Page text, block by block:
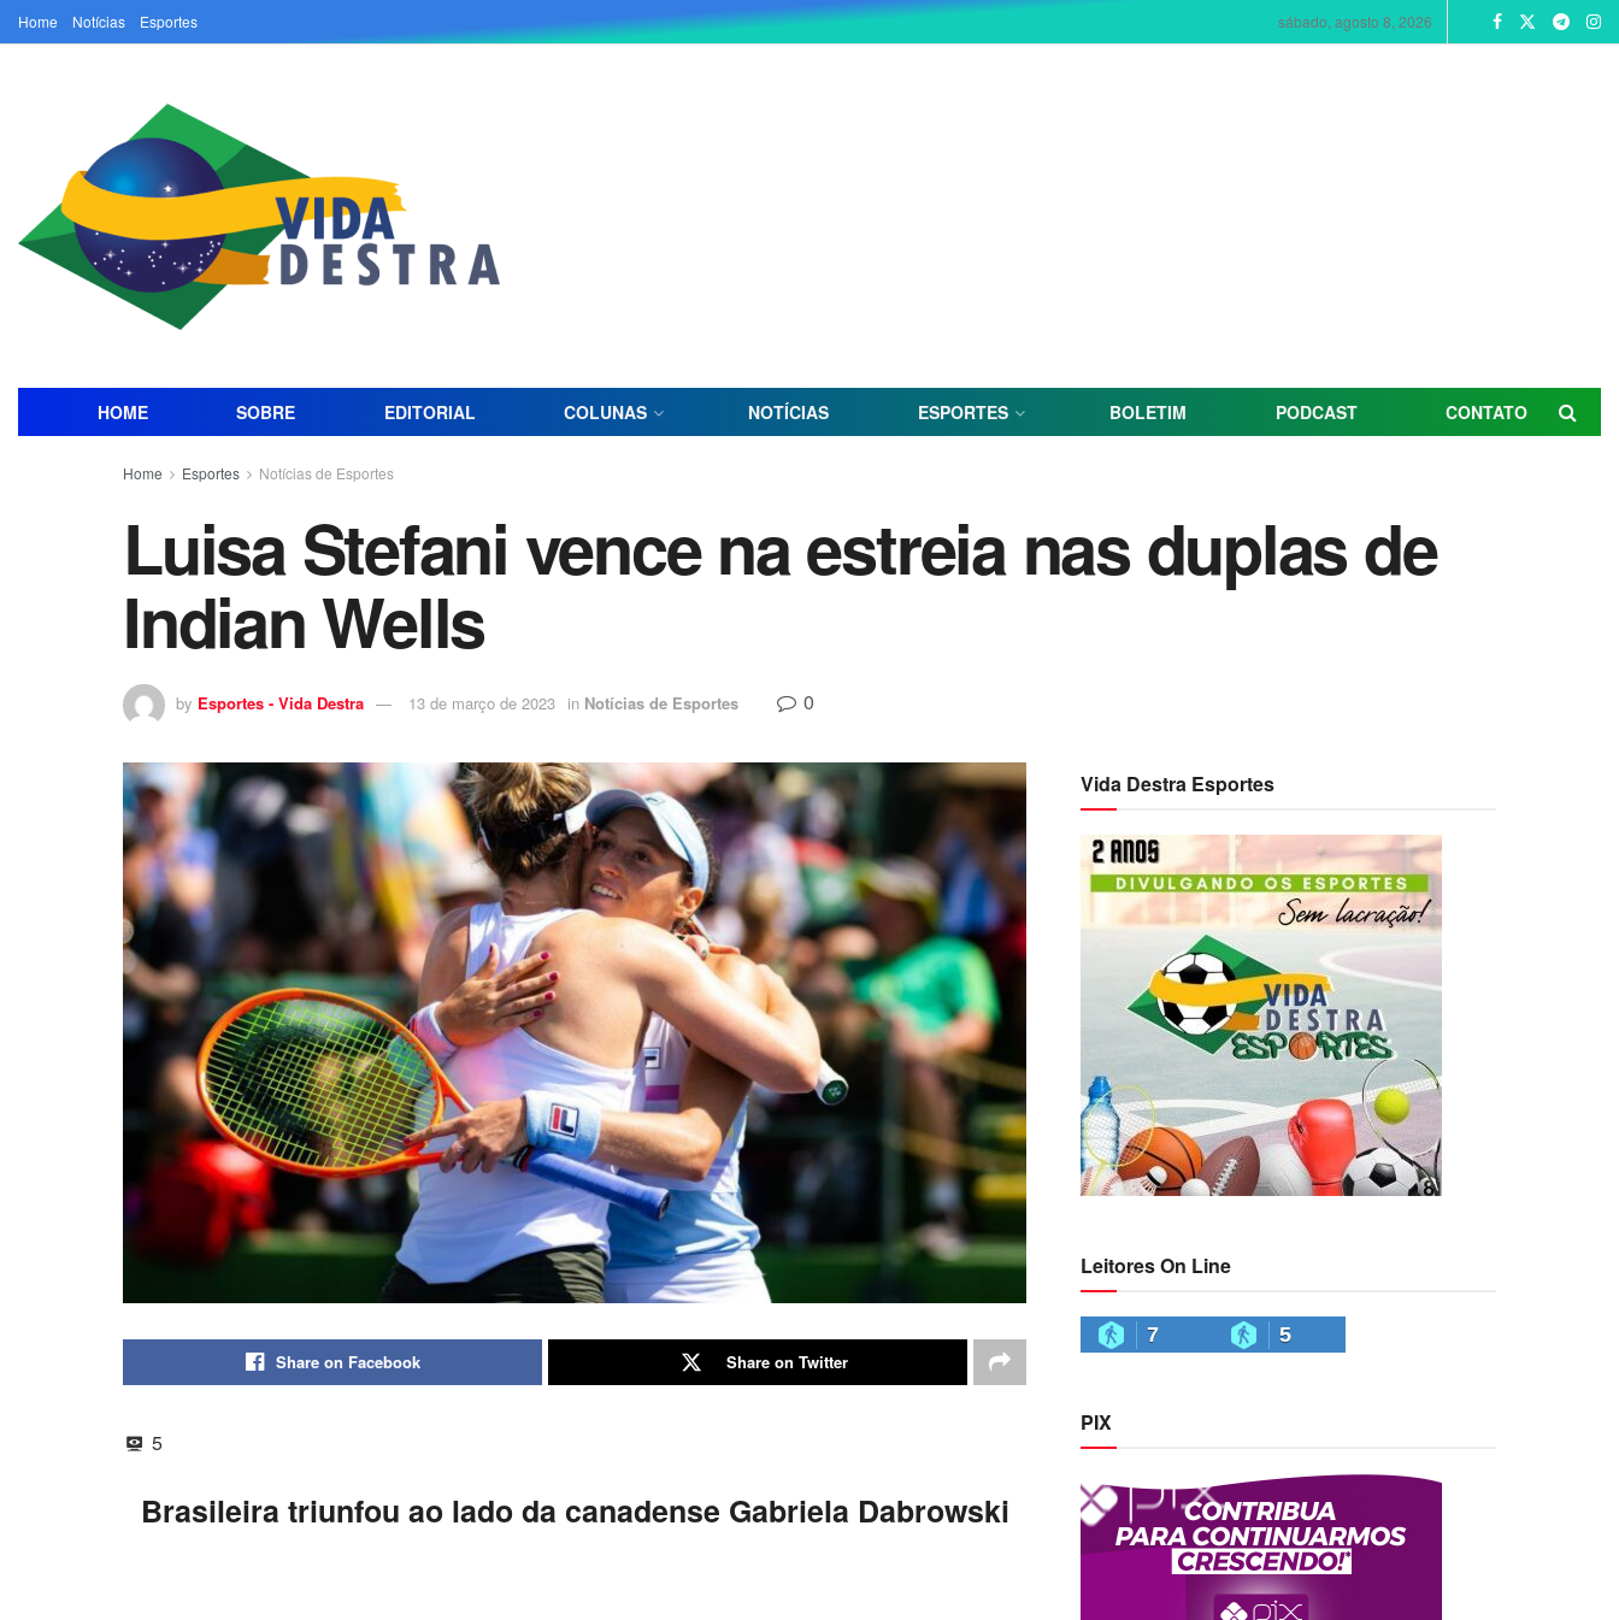
Home Notícias Esportes sábado, agosto 8, 2026
HOME SOBRE EDITORIAL COLUNAS NOTÍCIAS ESPORTES BOLETIM PODCAST CONTATO
Home Esportes Notícias de Esportes
Luisa Stefani vence na estreia nas duplas de
Indian Wells
by Esportes - Vida Destra 13 de março de 2023 in Notícias de Esportes 0
Share on Facebook Share on Twitter
5
Brasileira triunfou ao lado da canadense Gabriela Dabrowski
Vida Destra Esportes
Leitores On Line
7 5
PIX